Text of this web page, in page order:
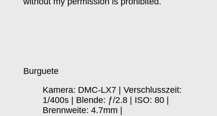
Burguete
Kamera: DMC-LX7 | Verschlusszeit:
1/400s | Blende: ƒ/2.8 | ISO: 80 |
Brennweite: 4.7mm |